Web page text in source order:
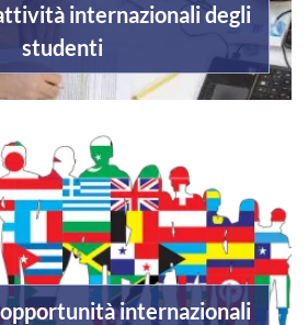
internazionali degli
studenti
internazionali